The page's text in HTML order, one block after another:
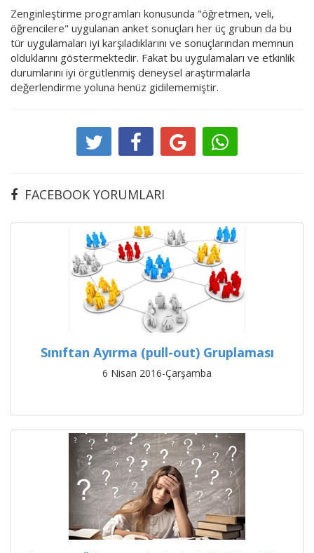
Zenginleştirme programları konusunda "öğretmen, veli,
öğrencilere" uygulanan anket sonuçları her üç grubun da bu
tür uygulamaları iyi karşıladıklarını ve sonuçlarından memnun
olduklarını göstermektedir. Fakat bu uygulamaları ve etkinlik
durumlarını iyi örgütlenmiş deneysel araştırmalarla
değerlendirme yoluna henüz gidilememiştir.
FACEBOOK YORUMLARI
Sınıftan Ayırma (pull-out) Gruplaması
6 Nisan 2016-Çarşamba